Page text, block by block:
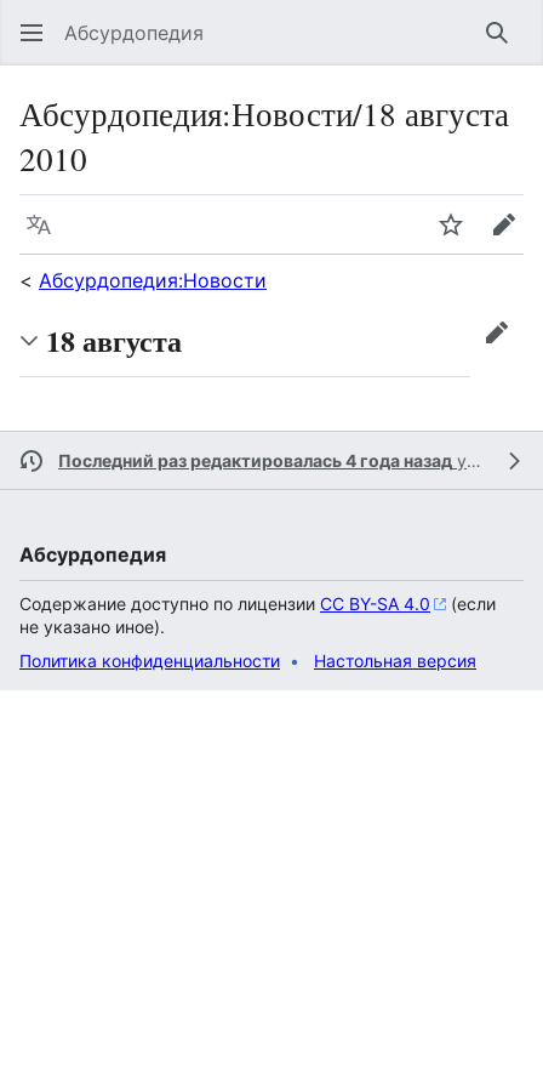
Абсурдопедия
Абсурдопедия:Новости/18 августа
2010
Язык
< Абсурдопедия:Новости
18 августа
Последний раз редактировалась 4 года назад участником
Абсурдопедия
Содержание доступно по лицензии CC BY-SA 4.0
(если
не указано иное).
Политика конфиденциальности
Настольная версия